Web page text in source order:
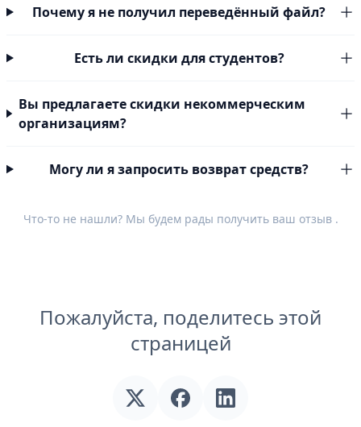
Почему я не получил переведённый файл?
Есть ли скидки для студентов?
Вы предлагаете скидки некоммерческим
организациям?
Могу ли я запросить возврат средств?
Что-то не нашли? Мы будем рады получить ваш отзыв.
Пожалуйста, поделитесь этой
страницей